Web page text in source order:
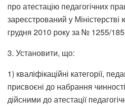
про атестацію педагогічних
зареєстрований у Міністерстві
грудня 2010 року за № 1255/
3. Установити, що:
1) кваліфікаційні категорії,
присвоєні до набрання
дійсними до атестації